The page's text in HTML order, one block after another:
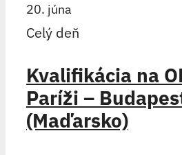
20. júna
Celý deň
Kvalifikácia na
Paríži –
(Maďarsko)